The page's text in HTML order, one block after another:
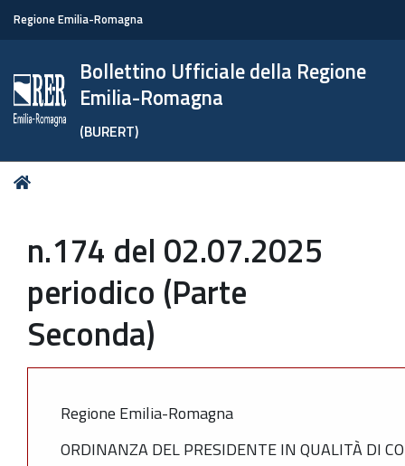
Regione Emilia-Romagna
Bollettino Ufficiale della Regione
Emilia-Romagna
(BURERT)
Tu
n.174 del 02.07.2025
periodico (Parte
Seconda)
Regione Emilia-Romagna
ORDINANZA DEL PRESIDENTE IN QUALITÀ DI